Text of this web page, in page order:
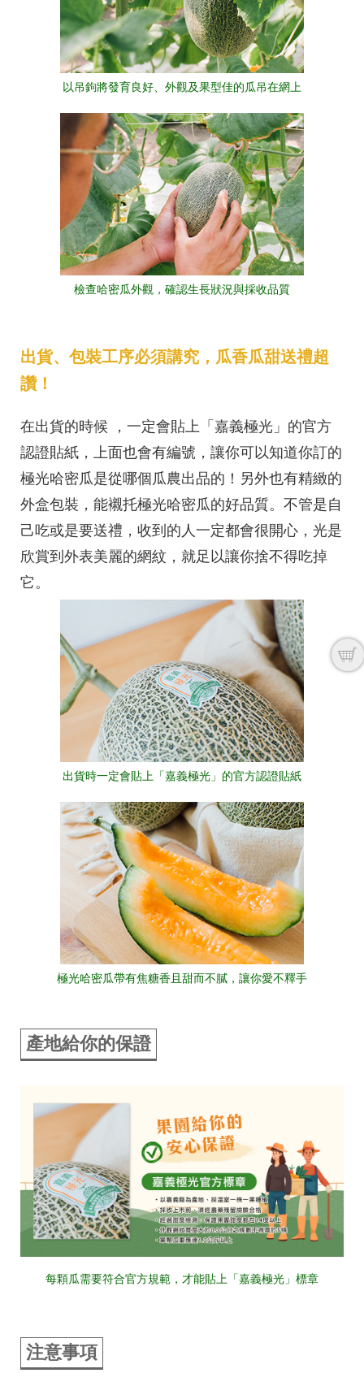
以吊鉤將發育良好、外觀及果型佳的瓜吊在網上
檢查哈密瓜外觀，確認生長狀況與採收品質
出貨、包裝工序必須講究，瓜香瓜甜送禮超
讚！
在出貨的時候 ，一定會貼上「嘉義極光」的官方
認證貼紙，上面也會有編號，讓你可以知道你訂的
極光哈密瓜是從哪個瓜農出品的！另外也有精緻的
外盒包裝，能襯托極光哈密瓜的好品質。不管是自
己吃或是要送禮，收到的人一定都會很開心，光是
欣賞到外表美麗的網紋，就足以讓你捨不得吃掉
它。
出貨時一定會貼上「嘉義極光」的官方認證貼紙
極光哈密瓜帶有焦糖香且甜而不膩，讓你愛不釋手
產地給你的保證
每顆瓜需要符合官方規範，才能貼上「嘉義極光」標章
注意事項